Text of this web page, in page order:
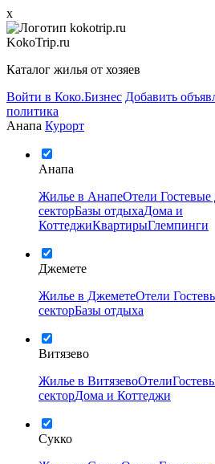
x
KokoTrip.ru
Каталог жилья от хозяев
Войти в Коко.Бизнес Добавить
политика
Анапа Курорт
Анапа
Жилье в АнапеОтели Гостевые
секторБазы отдыхаДома и
КоттеджиКвартирыГлемпинги
Джемете
Жилье в ДжеметеОтели
секторБазы отдыха
Витязево
Жилье в ВитязевоОтели
секторДома и Коттеджи
Сукко